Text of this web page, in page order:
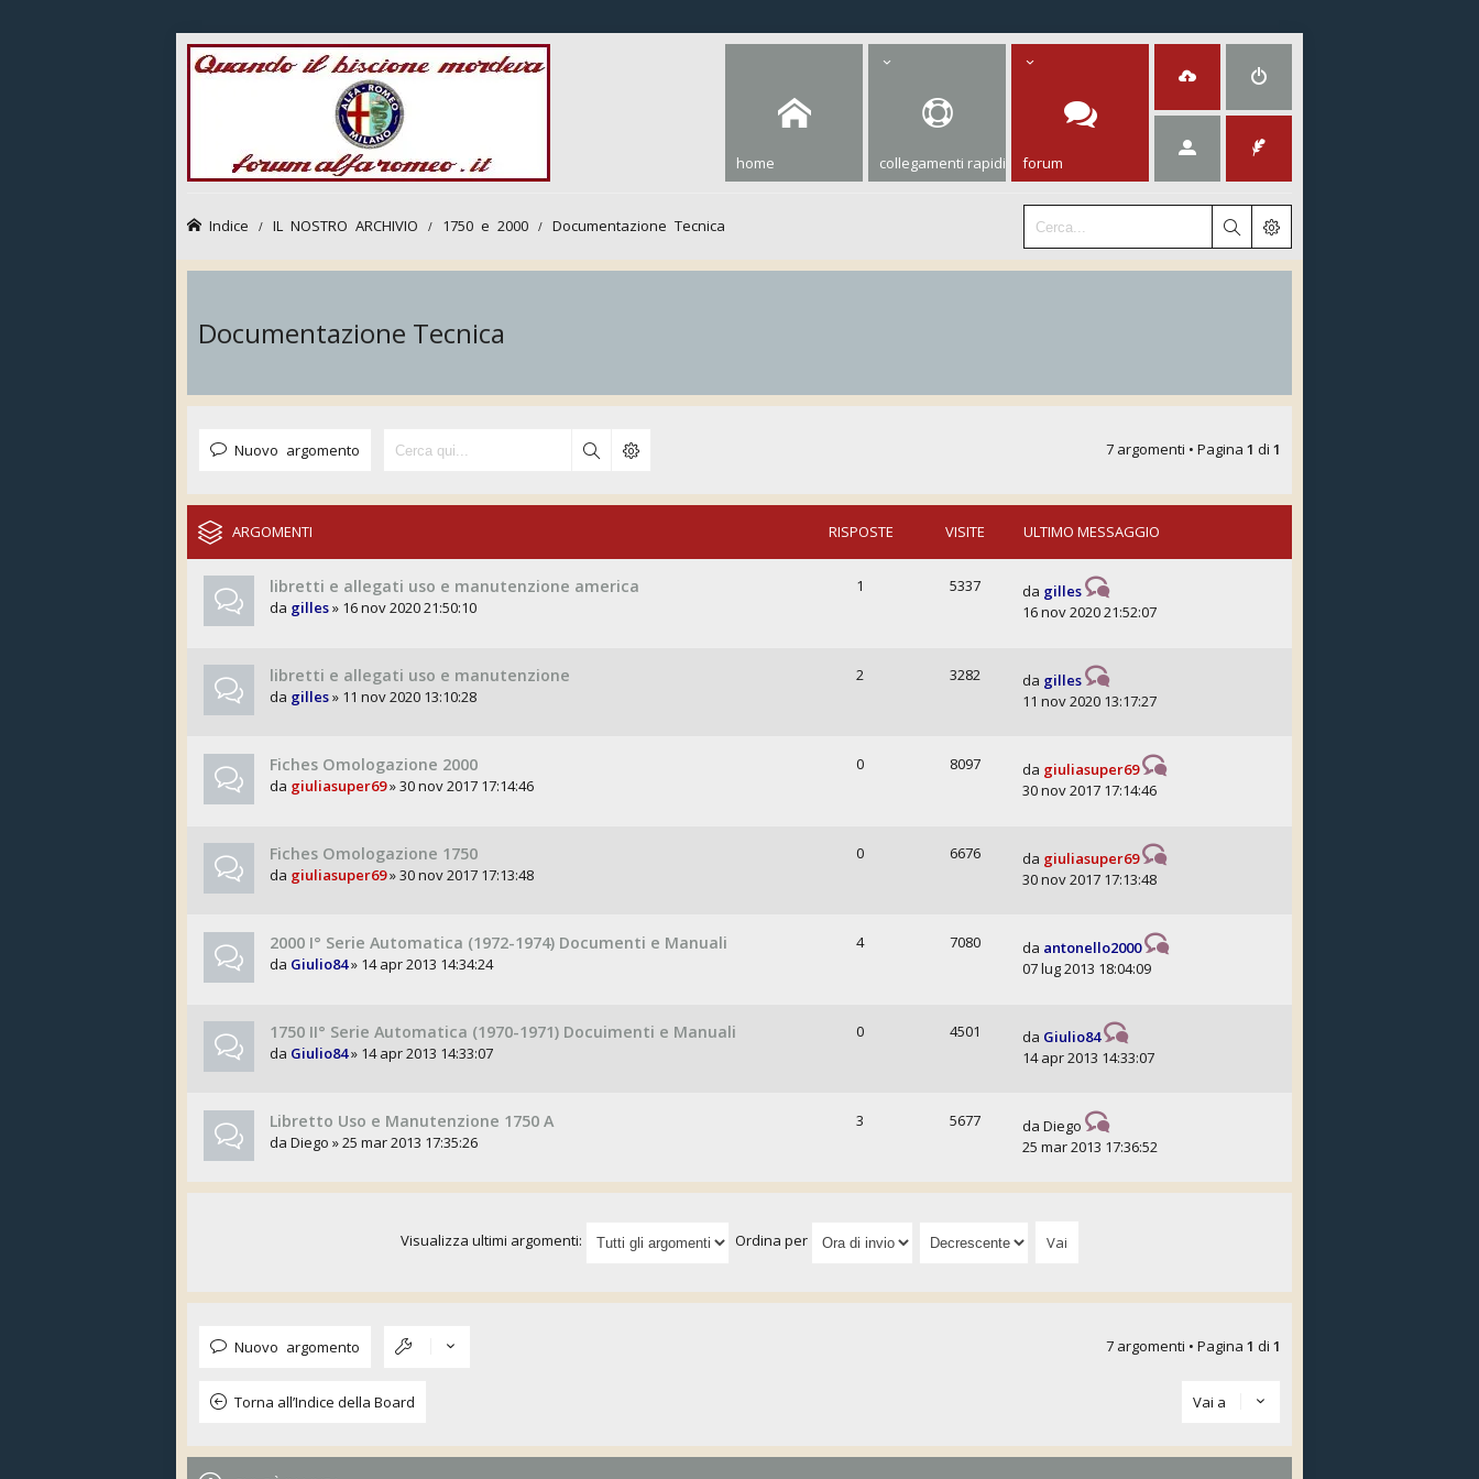
home collegamenti rapidi forum
Indice IL NOSTRO ARCHIVIO 1750 e 2000 Documentazione Tecnica
Documentazione Tecnica
Nuovo argomento 7 argomenti • Pagina 1 di 1
ARGOMENTI RISPOSTE VISITE ULTIMO MESSAGGIO
libretti e allegati uso e manutenzione america
da gilles» 16 nov 2020 21:50:10
1 5337 da gilles
16 nov 2020 21:52:07
libretti e allegati uso e manutenzione
da gilles» 11 nov 2020 13:10:28
2 3282 da gilles
11 nov 2020 13:17:27
Fiches Omologazione 2000
da giuliasuper69» 30 nov 2017 17:14:46
0 8097 da giuliasuper69
30 nov 2017 17:14:46
Fiches Omologazione 1750
da giuliasuper69» 30 nov 2017 17:13:48
0 6676 da giuliasuper69
30 nov 2017 17:13:48
2000 I° Serie Automatica (1972-1974) Documenti e Manuali
da Giulio84» 14 apr 2013 14:34:24
4 7080 da antonello2000
07 lug 2013 18:04:09
1750 II° Serie Automatica (1970-1971) Docuimenti e Manuali
da Giulio84» 14 apr 2013 14:33:07
0 4501 da Giulio84
14 apr 2013 14:33:07
Libretto Uso e Manutenzione 1750 A
da Diego » 25 mar 2013 17:35:26
3 5677 da Diego
25 mar 2013 17:36:52
Visualizza ultimi argomenti: Ordina per
Nuovo argomento 7 argomenti • Pagina 1 di 1
Torna all’Indice della Board Vai a